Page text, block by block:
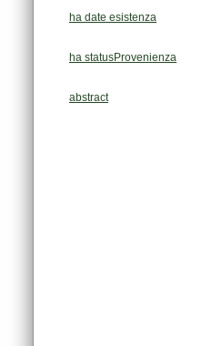
ha date esistenza
ha statusProvenienza
abstract